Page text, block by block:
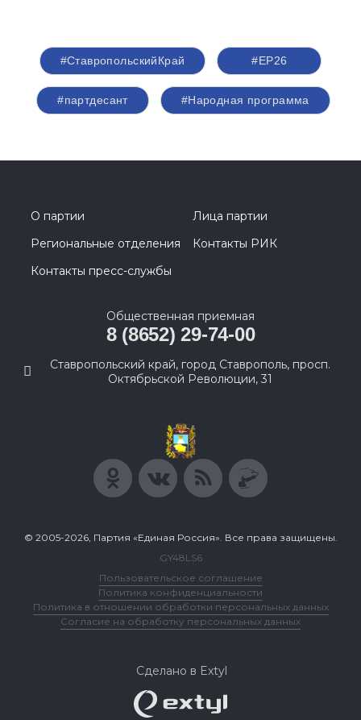
#СтавропольскийКрай #ЕР26
#партдесант #Народная программа
О партии
Лица партии
Региональные отделения
Контакты РИК
Контакты пресс-службы
Общественная приемная
8 (8652) 29-74-00
Ставропольский край, город Ставрополь, просп.
Октябрьской Революции, 31
© 2005-2026, Партия «Единая Россия». Все права защищены.
GY48LS6
Пользовательское соглашение
Политика конфиденциальности
Политика в отношении обработки персональных данных
Согласие на обработку персональных данных
Сделано в Extyl